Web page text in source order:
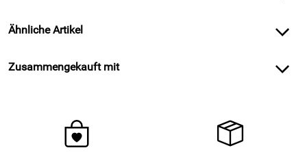
Ähnliche Artikel
Zusammengekauft mit